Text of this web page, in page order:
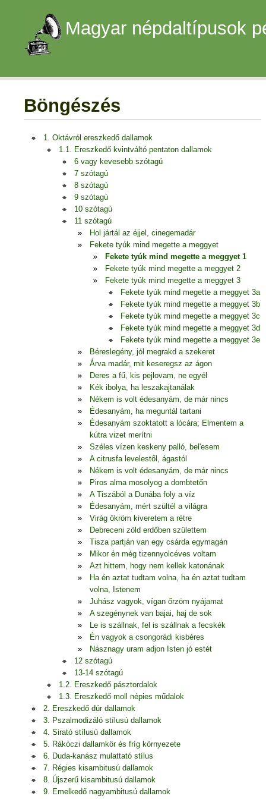
Magyar népdaltípusok
Böngészés
1. Oktávról ereszkedő dallamok
1.1. Ereszkedő kvintváltó pentaton dallamok
6 vagy kevesebb szótagú
7 szótagú
8 szótagú
9 szótagú
10 szótagú
11 szótagú
Hol jártál az éjjel, cinegemadár
Fekete tyúk mind megette a meggyet
Fekete tyúk mind megette a meggyet 1
Fekete tyúk mind megette a meggyet 2
Fekete tyúk mind megette a meggyet 3
Fekete tyúk mind megette a meggyet 3a
Fekete tyúk mind megette a meggyet 3b
Fekete tyúk mind megette a meggyet 3c
Fekete tyúk mind megette a meggyet 3d
Fekete tyúk mind megette a meggyet 3e
Béreslegény, jól megrakd a szekeret
Árva madár, mit keseregsz az ágon
Deres a fű, kis pejlovam, ne egyél
Kék ibolya, ha leszakajtanálak
Nékem is volt édesanyám, de már nincs
Édesanyám, ha meguntál tartani
Édesanyám szoktatott a lócára; Elmentem a
kútra vizet merítni
Széles vízen keskeny palló, bel'esem
A citrusfa levelestől, ágastól
Nékem is volt édesanyám, de már nincs
Piros alma mosolyog a dombtetőn
A Tiszából a Dunába foly a víz
Édesanyám, mért szültél a világra
Virág ökröm kiveretem a rétre
Debreceni zöld erdőben születtem
Tisza partján van egy csárda egymagán
Mikor én még tizennyolcéves voltam
Azt hittem, hogy nem kellek katonának
Ha én aztat tudtam volna, ha én aztat tudtam
volna, Istenem
Juhász vagyok, vígan őrzöm nyájamat
A szegénynek van bajai, haj de sok
Le is szállnak, fel is szállnak a fecskék
Én vagyok a csongorádi kisbéres
Násznagy uram adjon Isten jó estét
12 szótagú
13-14 szótagú
1.2. Ereszkedő pásztordalok
1.3. Ereszkedő moll népies műdalok
2. Ereszkedő dúr dallamok
3. Pszalmodizáló stílusú dallamok
4. Sirató stílusú dallamok
5. Rákóczi dallamkör és fríg környezete
6. Duda-kanász mulattató stílus
7. Régies kisambitusú dallamok
8. Újszerű kisambitusú dallamok
9. Emelkedő nagyambitusú dallamok